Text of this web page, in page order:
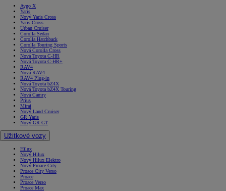
Aygo X
Yaris
Nový Yaris Cross
Yaris Cross
Urban Cruiser
Corolla Sedan
Corolla Hatchback
Corolla Touring Sports
Nová Corolla Cross
Nová Toyota C-HR
Nová Toyota C-HR+
RAV4
Nová RAV4
RAV4 Plug-in
Nová Toyota bZ4X
Nová Toyota bZ4X Touring
Nová Camry
Prius
Mirai
Nový Land Cruiser
GR Yaris
Nový GR GT
Užitkové vozy
Hilux
Nový Hilux
Nový Hilux Elektro
Nový Proace City
Proace City Verso
Proace
Proace Verso
Proace Max